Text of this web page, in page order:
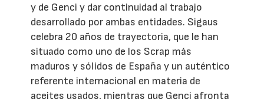
y de Genci y dar continuidad al trabajo
desarrollado por ambas entidades. Sigaus
celebra 20 años de trayectoria, que le han
situado como uno de los Scrap más
maduros y sólidos de España y un auténtico
referente internacional en materia de
aceites usados, mientras que Genci afronta